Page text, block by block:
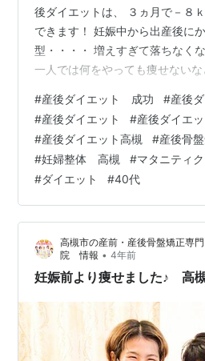
後ダイエットは、 ３ヵ月で－８
できます！ 妊娠中から出産後に
型・・・・ 増えすぎて落ちなく
一人では何をやっても痩せない
ューです。 是非ご相談ください
功された２０代のママさん お喜
www.youtube.com はてなブログ
takatsukiseitai.hatenablog.com
takatsukiseitai.hatenablog.com
#産後ダイエット 成功 #産後
#産後ダイエット #産後ダイエ
#産後ダイエット高槻 #産後骨
#妊婦整体 高槻 #マタニティ
#ダイエット #40代
高槻市の産前・産後骨盤矯正専
院 情報 • 4年前
妊娠前より痩せました♪ 高